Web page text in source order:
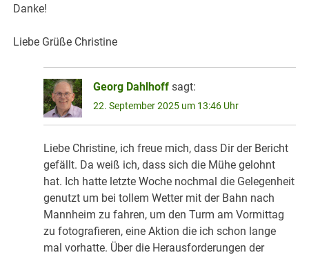
Danke!
Liebe Grüße Christine
Georg Dahlhoff sagt:
22. September 2025 um 13:46 Uhr
Liebe Christine, ich freue mich, dass Dir der Bericht
gefällt. Da weiß ich, dass sich die Mühe gelohnt
hat. Ich hatte letzte Woche nochmal die Gelegenheit
genutzt um bei tollem Wetter mit der Bahn nach
Mannheim zu fahren, um den Turm am Vormittag
zu fotografieren, eine Aktion die ich schon lange
mal vorhatte. Über die Herausforderungen der